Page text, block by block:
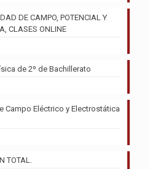
DE CAMPO, POTENCIAL Y
CLASES ONLINE
de 2º de Bachillerato
Campo Eléctrico y Electrostática
TOTAL.